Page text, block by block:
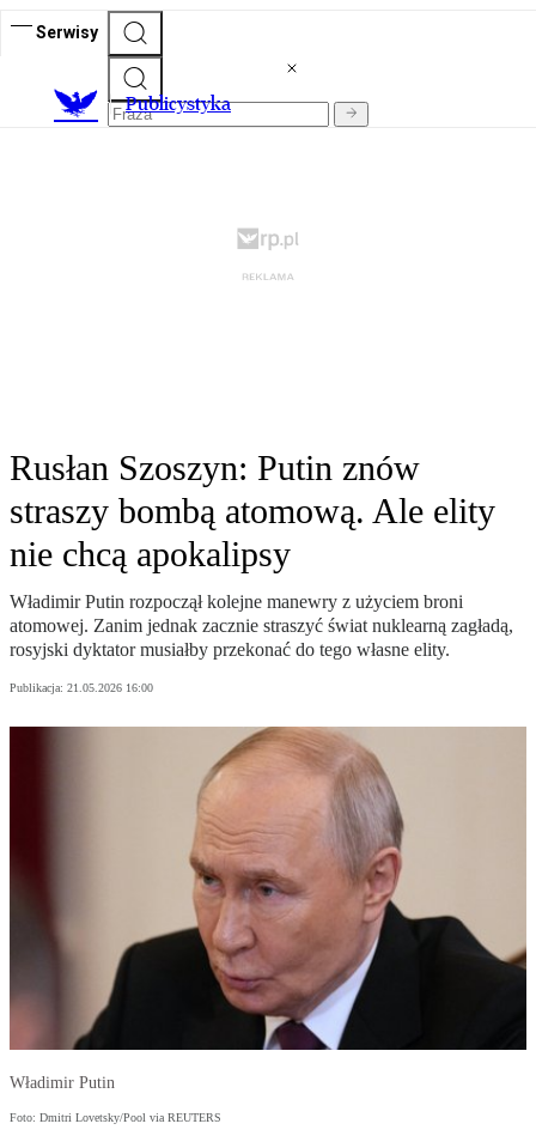
Serwisy
Publicystyka
Rusłan Szoszyn: Putin znów
straszy bombą atomową. Ale elity
nie chcą apokalipsy
Władimir Putin rozpoczął kolejne manewry z użyciem broni
atomowej. Zanim jednak zacznie straszyć świat nuklearną zagładą,
rosyjski dyktator musiałby przekonać do tego własne elity.
Publikacja: 21.05.2026 16:00
Władimir Putin
Foto: Dmitri Lovetsky/Pool via REUTERS